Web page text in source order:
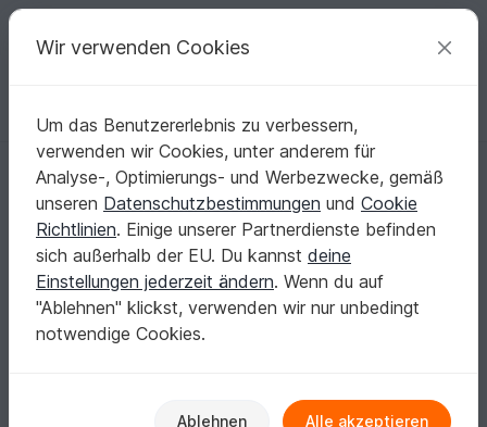
Deine kreativen Ideen
Deutsch | € (EUR) einloggen Kostenlos registrieren
Startseite Häkeln Haus & Deko Körbe & Utensilos
Mandala: Atempause
Mandala: Atempause
Wir verwenden Cookies
Um das Benutzererlebnis zu verbessern,
verwenden wir Cookies, unter anderem für
Analyse-, Optimierungs- und Werbezwecke, gemäß
unseren Datenschutzbestimmungen und Cookie
Richtlinien. Einige unserer Partnerdienste befinden
sich außerhalb der EU. Du kannst deine
Einstellungen jederzeit ändern. Wenn du auf
"Ablehnen" klickst, verwenden wir nur unbedingt
notwendige Cookies.
Ablehnen Alle akzeptieren